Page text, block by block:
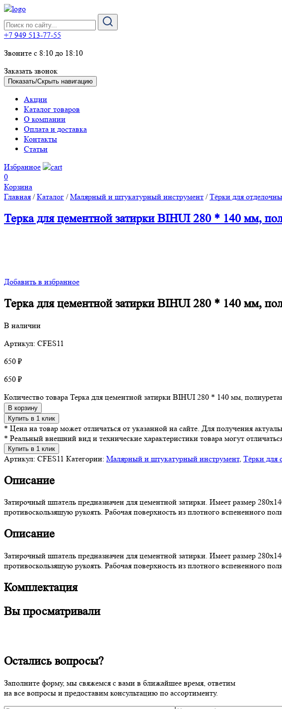
+7 949 513-77-55
Звоните с 8:10 до 18:10
Заказать звонок
Показать/Скрыть навигацию
Акции
Каталог товаров
О компании
Оплата и доставка
Контакты
Статьи
Избранное
0
Корзина
Главная /Каталог /Малярный и штукатурный инструмент /Тёрки для
Терка для цементной затирки BIHUI 280 * 140 мм,
Добавить в избранное
Терка для цементной затирки BIHUI 280 * 140 мм,
В наличии
Артикул: CFES11
650 ₽
650 ₽
Количество товара Терка для цементной затирки BIHUI 280 * 140 мм,
В корзину
Купить в 1 клик
* Цена на товар может отличаться от указанной на сайте. Для получения
* Реальный внешний вид и технические характеристики товара могут
Купить в 1 клик
Артикул: CFES11 Категории: Малярный и штукатурный инструмент, Тёрки для
Описание
Затирочный шпатель предназначен для цементной затирки. Имеет размер
противоскользящую рукоять. Рабочая поверхность из плотного вспененного
Описание
Затирочный шпатель предназначен для цементной затирки. Имеет размер
противоскользящую рукоять. Рабочая поверхность из плотного вспененного
Комплектация
Вы просматривали
Остались вопросы?
Заполните форму, мы свяжемся с вами в ближайшее время, ответим
на все вопросы и предоставим консультацию по ассортименту.